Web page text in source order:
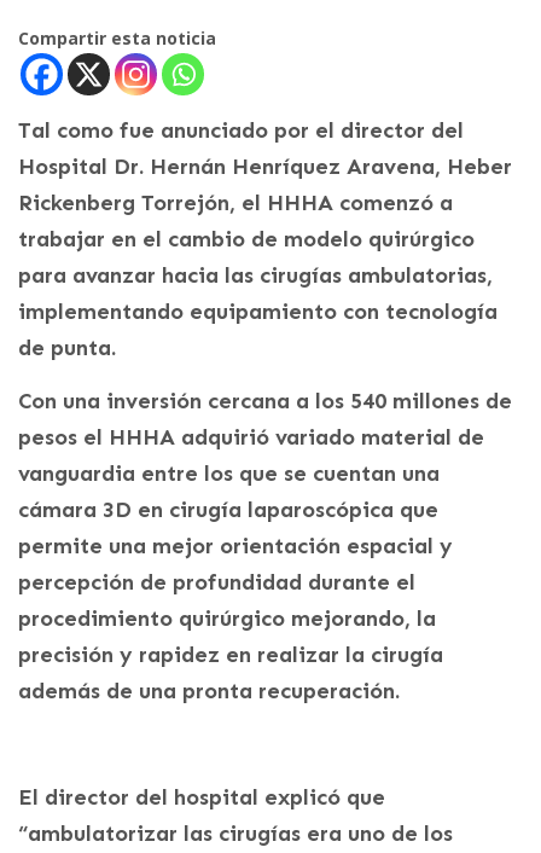
Compartir esta noticia
Tal como fue anunciado por el director del
Hospital Dr. Hernán Henríquez Aravena, Heber
Rickenberg Torrejón, el HHHA comenzó a
trabajar en el cambio de modelo quirúrgico
para avanzar hacia las cirugías ambulatorias,
implementando equipamiento con tecnología
de punta.
Con una inversión cercana a los 540 millones de
pesos el HHHA adquirió variado material de
vanguardia entre los que se cuentan una
cámara 3D en cirugía laparoscópica que
permite una mejor orientación espacial y
percepción de profundidad durante el
procedimiento quirúrgico mejorando, la
precisión y rapidez en realizar la cirugía
además de una pronta recuperación.
El director del hospital explicó que
“ambulatorizar las cirugías era uno de los